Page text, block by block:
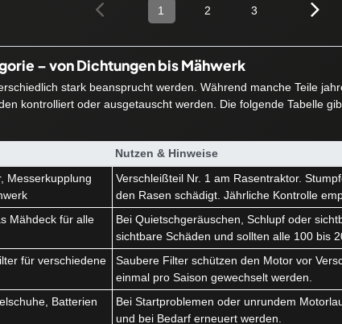
1 2 3
– von Dichtungen bis Mähwerk
stark beansprucht werden. Während manche Teile
kontrolliert oder ausgetauscht werden. Die folgende Tabelle
Nutzen & Hinweise
Messerkupplung
Verschleißteil Nr. 1 am Rasentraktor.
den Rasen schädigt. Jährliche Kontrolle
Mähdeck für alle
Bei Quietschgeräuschen, Schlupf oder
sichtbare Schäden und sollten alle 100 bis
für verschiedene
Saubere Filter schützen den Motor vor
einmal pro Saison gewechselt werden.
Batterien
Bei Startproblemen oder unrundem
und bei Bedarf erneuert werden.